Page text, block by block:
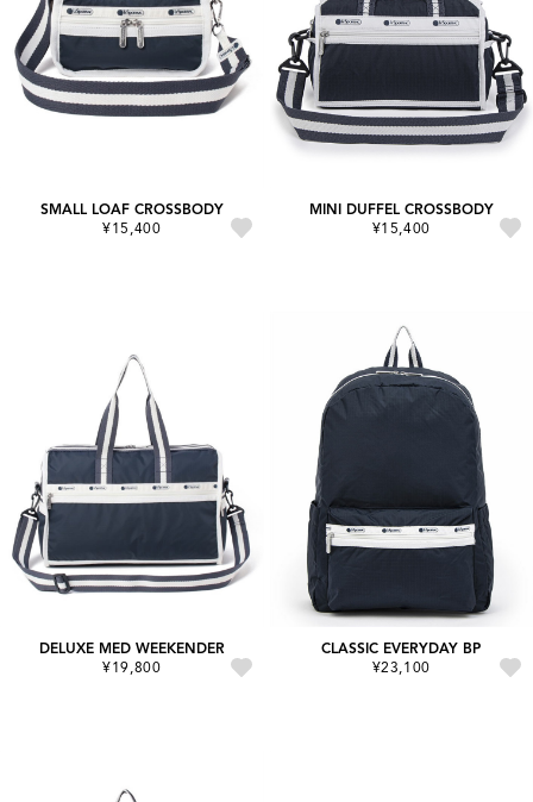
SMALL LOAF CROSSBODY
¥15,400
MINI DUFFEL CROSSBODY
¥15,400
DELUXE MED WEEKENDER
¥19,800
CLASSIC EVERYDAY BP
¥23,100